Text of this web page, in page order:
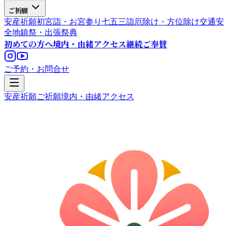
ご祈願
安産祈願初宮詣・お宮参り 七五三詣厄除け・方位除け交通安
全地鎮祭・出張祭典
初めての方へ境内・由緒アクセス継続ご奉賛
ご予約・お問合せ
安産祈願ご祈願境内・由緒アクセス